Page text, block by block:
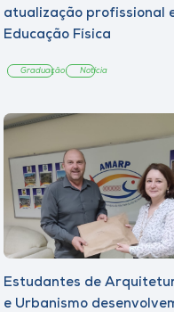
atualização profissional
Educação Física
Graduação Notícia
Estudantes de
e Urbanismo